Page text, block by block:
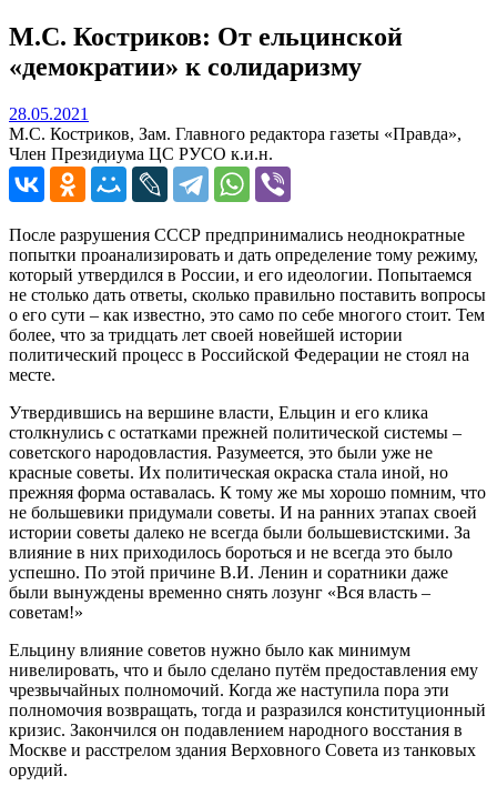
М.С. Костриков: От ельцинской
«демократии» к солидаризму
28.05.2021
М.С. Костриков, Зам. Главного редактора газеты «Правда»,
Член Президиума ЦС РУСО к.и.н.
После разрушения СССР предпринимались неоднократные
попытки проанализировать и дать определение тому режиму,
который утвердился в России, и его идеологии. Попытаемся
не столько дать ответы, сколько правильно поставить вопросы
о его сути – как известно, это само по себе многого стоит. Тем
более, что за тридцать лет своей новейшей истории
политический процесс в Российской Федерации не стоял на
месте.
Утвердившись на вершине власти, Ельцин и его клика
столкнулись с остатками прежней политической системы –
советского народовластия. Разумеется, это были уже не
красные советы. Их политическая окраска стала иной, но
прежняя форма оставалась. К тому же мы хорошо помним, что
не большевики придумали советы. И на ранних этапах своей
истории советы далеко не всегда были большевистскими. За
влияние в них приходилось бороться и не всегда это было
успешно. По этой причине В.И. Ленин и соратники даже
были вынуждены временно снять лозунг «Вся власть –
советам!»
Ельцину влияние советов нужно было как минимум
нивелировать, что и было сделано путём предоставления ему
чрезвычайных полномочий. Когда же наступила пора эти
полномочия возвращать, тогда и разразился конституционный
кризис. Закончился он подавлением народного восстания в
Москве и расстрелом здания Верховного Совета из танковых
орудий.